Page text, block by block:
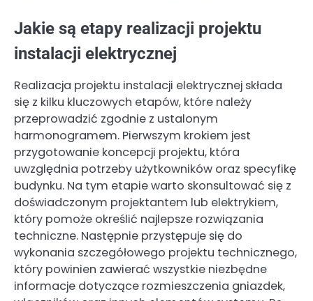
Jakie są etapy realizacji projektu
instalacji elektrycznej
Realizacja projektu instalacji elektrycznej składa
się z kilku kluczowych etapów, które należy
przeprowadzić zgodnie z ustalonym
harmonogramem. Pierwszym krokiem jest
przygotowanie koncepcji projektu, która
uwzględnia potrzeby użytkowników oraz specyfikę
budynku. Na tym etapie warto skonsultować się z
doświadczonym projektantem lub elektrykiem,
który pomoże określić najlepsze rozwiązania
techniczne. Następnie przystępuje się do
wykonania szczegółowego projektu technicznego,
który powinien zawierać wszystkie niezbędne
informacje dotyczące rozmieszczenia gniazdek,